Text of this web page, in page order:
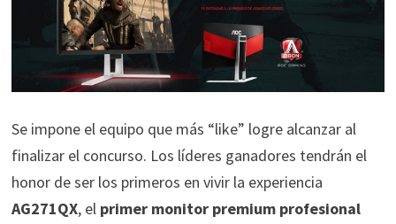
Se impone el equipo que más “like” logre alcanzar al
finalizar el concurso. Los líderes ganadores tendrán el
honor de ser los primeros en vivir la experiencia
AG271QX, elprimer monitor premium profesional